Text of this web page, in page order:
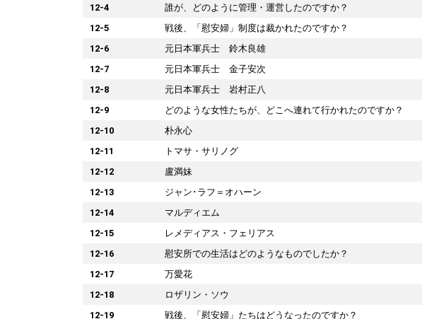
12-4
誰が、どのように管理・運営したのですか？
12-5
戦後、「慰安婦」制度は裁かれたのですか？
12-6
元日本軍兵士 鈴木良雄
12-7
元日本軍兵士 金子安次
12-8
元日本軍兵士 岩村正八
12-9
どのような女性たちが、どこへ連れて行かれたのですか？
12-10
朴永心
12-11
トマサ・サリノグ
12-12
盧満妹
12-13
ジャン･ラフ＝オハーン
12-14
マルディエム
12-15
レメディアス・フェリアス
12-16
慰安所での生活はどのようなものでしたか？
12-17
万愛花
12-18
ロザリン・ソウ
12-19
戦後、「慰安婦」たちはどうなったのですか？